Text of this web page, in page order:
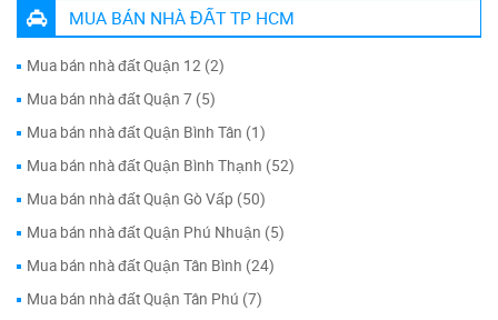
MUA BÁN NHÀ ĐẤT TP HCM
Mua bán nhà đất Quận 12 (2)
Mua bán nhà đất Quận 7 (5)
Mua bán nhà đất Quận Bình Tân (1)
Mua bán nhà đất Quận Bình Thạnh (52)
Mua bán nhà đất Quận Gò Vấp (50)
Mua bán nhà đất Quận Phú Nhuận (5)
Mua bán nhà đất Quận Tân Bình (24)
Mua bán nhà đất Quận Tân Phú (7)